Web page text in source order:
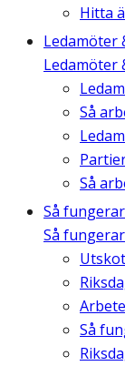
Hitta
Ledamöter
Ledamöter
Så
Så
Så
Så
Så